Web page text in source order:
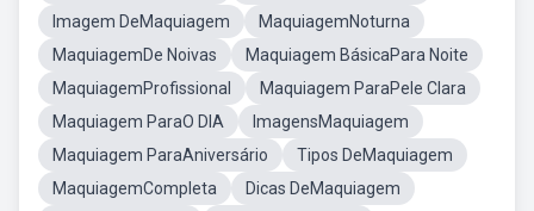
Imagem DeMaquiagem
MaquiagemNoturna
MaquiagemDe Noivas
Maquiagem BásicaPara Noite
MaquiagemProfissional
Maquiagem ParaPele Clara
Maquiagem ParaO DIA
ImagensMaquiagem
Maquiagem ParaAniversário
Tipos DeMaquiagem
MaquiagemCompleta
Dicas DeMaquiagem